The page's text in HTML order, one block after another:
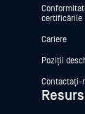
certificările
Cariere
Poziții
Contactați-